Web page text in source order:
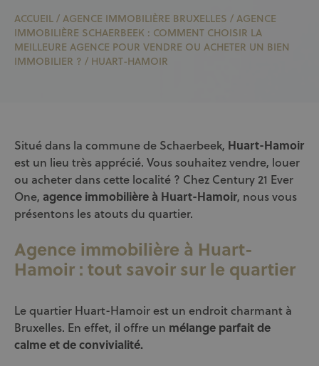
ACCUEIL / AGENCE IMMOBILIÈRE BRUXELLES / AGENCE
IMMOBILIÈRE SCHAERBEEK : COMMENT CHOISIR LA
MEILLEURE AGENCE POUR VENDRE OU ACHETER UN BIEN
IMMOBILIER ? / HUART-HAMOIR
Situé dans la commune de Schaerbeek, Huart-Hamoir
est un lieu très apprécié. Vous souhaitez vendre, louer
ou acheter dans cette localité ? Chez Century 21 Ever
One, agence immobilière à Huart-Hamoir, nous vous
présentons les atouts du quartier.
Agence immobilière à Huart-
Hamoir : tout savoir sur le quartier
Le quartier Huart-Hamoir est un endroit charmant à
Bruxelles. En effet, il offre un mélange parfait de
calme et de convivialité.